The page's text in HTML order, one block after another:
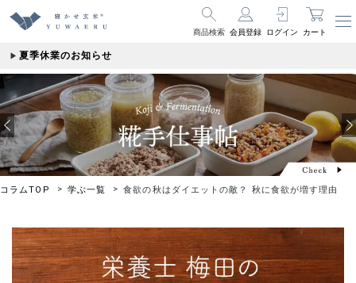
商品検索 会員登録 ログイン カート
夏季休業のお知らせ
コラムTOP 学ぶ一覧 食欲の秋はダイエットの敵？ 秋に食欲が増す理由